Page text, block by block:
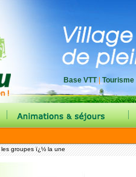
les groupes ï¿½ la une
| |
Base VTT|Tourisme